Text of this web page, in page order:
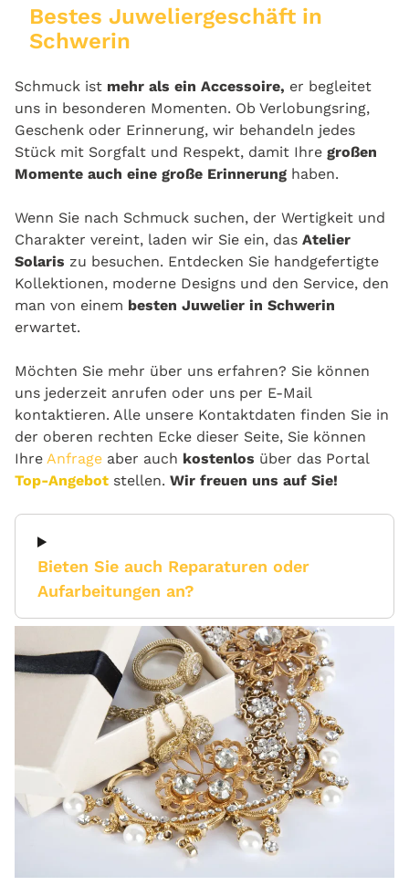
Bestes Juweliergeschäft in
Schwerin
Schmuck ist mehr als ein Accessoire, er begleitet
uns in besonderen Momenten. Ob Verlobungsring,
Geschenk oder Erinnerung, wir behandeln jedes
Stück mit Sorgfalt und Respekt, damit Ihre großen
Momente auch eine große Erinnerung haben.
Wenn Sie nach Schmuck suchen, der Wertigkeit und
Charakter vereint, laden wir Sie ein, das Atelier
Solaris zu besuchen. Entdecken Sie handgefertigte
Kollektionen, moderne Designs und den Service, den
man von einem besten Juwelier in Schwerin
erwartet.
Möchten Sie mehr über uns erfahren? Sie können
uns jederzeit anrufen oder uns per E-Mail
kontaktieren. Alle unsere Kontaktdaten finden Sie in
der oberen rechten Ecke dieser Seite, Sie können
Ihre Anfrage aber auch kostenlos über das Portal
Top-Angebot stellen. Wir freuen uns auf Sie!
Bieten Sie auch Reparaturen oder
Aufarbeitungen an?